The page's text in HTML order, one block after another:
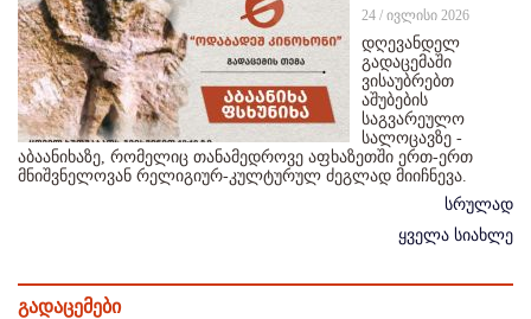
24 / ივლისი 2026
დღევანდელ
გადაცემაში
ვისაუბრებთ
აშუბების
საგვარეულო
სალოცავზე -
აბაანიხაზე, რომელიც თანამედროვე აფხაზეთში ერთ-ერთ
მნიშვნელოვან რელიგიურ-კულტურულ ძეგლად მიიჩნევა.
სრულად
ყველა სიახლე
გადაცემები